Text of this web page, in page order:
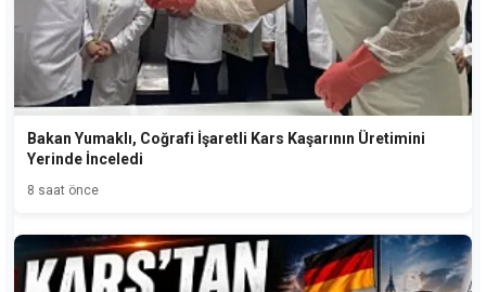
Bakan Yumaklı, Coğrafi İşaretli Kars Kaşarının Üretimini
Yerinde İnceledi
8 saat önce